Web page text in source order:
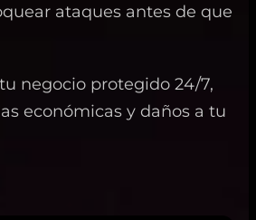
ataques antes de que
negocio protegido 24/7,
económicas y daños a tu